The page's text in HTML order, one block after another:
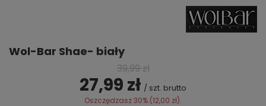
Wol-Bar Shae- biały
39,99 zł
27,99 zł / szt. brutto
Oszczędzasz30% (12,00 zł).